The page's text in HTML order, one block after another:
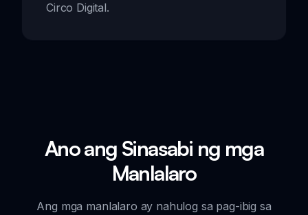
Circo Digital.
Ano ang Sinasabi ng mga
Manlalaro
Ang mga manlalaro ay nahulog sa pag-ibig sa